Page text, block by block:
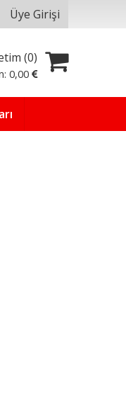
Üye Girişi
(0)
0,00